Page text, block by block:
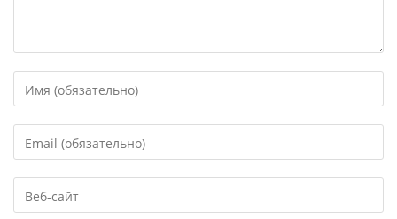
свое
или
имя
чтобы
прокомментировать
свой
адрес,
чтобы
URL